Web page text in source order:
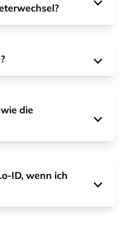
die
ID, wenn ich